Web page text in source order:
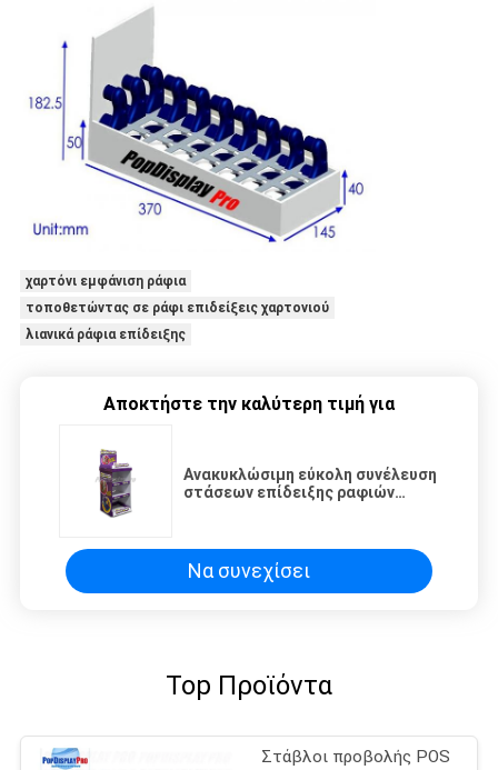
χαρτόνι εμφάνιση ράφια
τοποθετώντας σε ράφι επιδείξεις χαρτονιού
λιανικά ράφια επίδειξης
Αποκτήστε την καλύτερη τιμή για
Ανακυκλώσιμη εύκολη συνέλευση
στάσεων επίδειξης ραφιών
Να συνεχίσει
Top Προϊόντα
Στάβλοι προβολής POS